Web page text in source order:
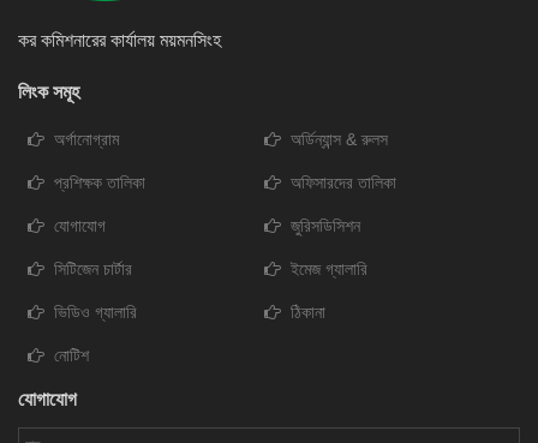
কর কমিশনারের কার্যালয় ময়মনসিংহ
লিংক সমূহ
অর্গানোগ্রাম অর্ডিন্যান্স & রুলস
প্রশিক্ষক তালিকা অফিসারদের তালিকা
যোগাযোগ জুরিসডিসিশন
সিটিজেন চার্টার ইমেজ গ্যালারি
ভিডিও গ্যালারি ঠিকানা
নোটিশ
যোগাযোগ